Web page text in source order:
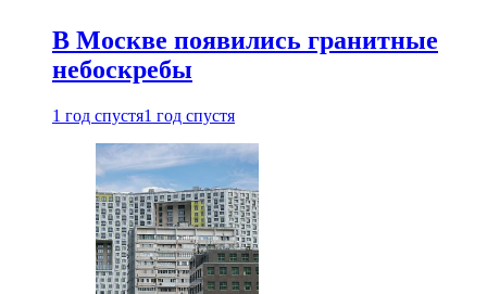
В Москве появились гранитные
небоскребы
1 год спустя1 год спустя